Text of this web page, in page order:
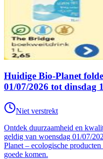
Huidige Bio-Planet
01/07/2026 tot dinsdag
Niet verstrekt
Ontdek duurzaamheid en
geldig van woensdag 01/07/
Planet – ecologische
goede komen.